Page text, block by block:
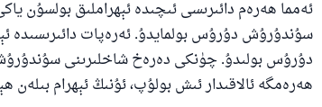
ئەمما ھەرەم دائىرىسى ئىچىدە ئېھراملىق بولسۇن
سۇندۇرۇش دۇرۇس بولمايدۇ. ئەرەپات دائىرىسىدە
دۇرۇس بولىدۇ. چۈنكى دەرەخ شاخلىرىنى
ھەرەمگە ئالاقىدار ئىش بولۇپ، ئۇنىڭ ئېھرام بىلەن